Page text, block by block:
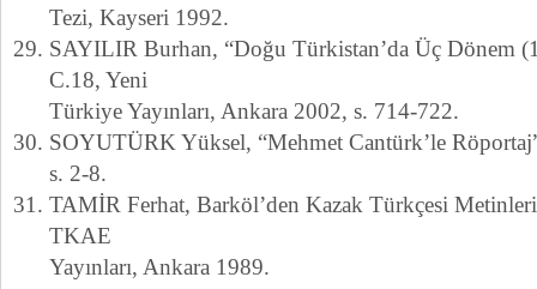
Tezi, Kayseri 1992.
SAYILIR Burhan, “Doğu Türkistan’da Üç Dönem
C.18, Yeni
Türkiye Yayınları, Ankara 2002, s. 714-722.
SOYUTÜRK Yüksel, “Mehmet Cantürk’le
s. 2-8.
TAMİR Ferhat, Barköl’den Kazak Türkçesi
TKAE
Yayınları, Ankara 1989.